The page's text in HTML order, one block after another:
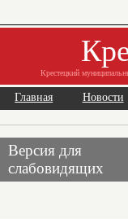
Крестецкий
Главная Новости
Версия для
слабовидящих